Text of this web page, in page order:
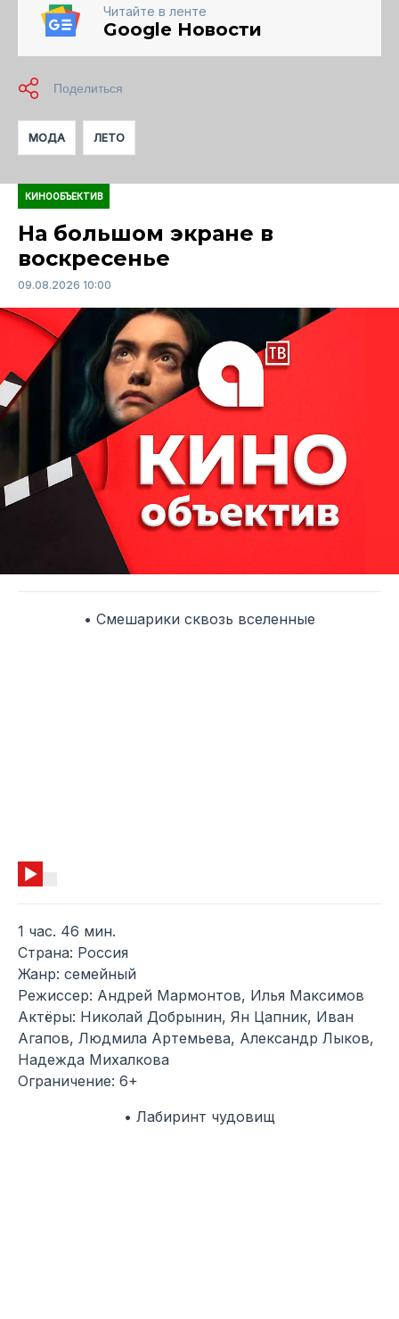
Читайте в ленте
Google Новости
МОДА ЛЕТО
КИНООБЪЕКТИВ
На большом экране в
воскресенье
09.08.2026 10:00
• Смешарики сквозь вселенные
1 час. 46 мин.
Страна: Россия
Жанр: семейный
Режиссер: Андрей Мармонтов, Илья Максимов
Актёры: Николай Добрынин, Ян Цапник, Иван
Агапов, Людмила Артемьева, Александр Лыков,
Надежда Михалкова
Ограничение: 6+
• Лабиринт чудовищ